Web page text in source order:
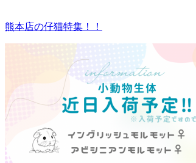
熊本店の仔猫特集！！